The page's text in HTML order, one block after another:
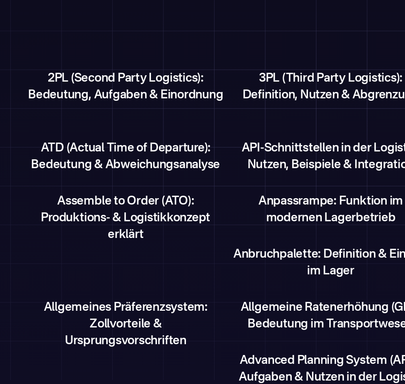
2PL (Second Party Logistics):
Bedeutung, Aufgaben & Einordnung
3PL (Third Party Logistics):
Definition, Nutzen &
ATD (Actual Time of Departure):
Bedeutung & Abweichungsanalyse
API-Schnittstellen in der
Nutzen, Beispiele &
Assemble to Order (ATO):
Produktions- & Logistikkonzept
erklärt
Anpassrampe: Funktion im
modernen Lagerbetrieb
Anbruchpalette: Definition &
im Lager
Allgemeines Präferenzsystem:
Zollvorteile &
Ursprungsvorschriften
Allgemeine Ratenerhöhung
Bedeutung im
Advanced Planning System
Aufgaben & Nutzen in der